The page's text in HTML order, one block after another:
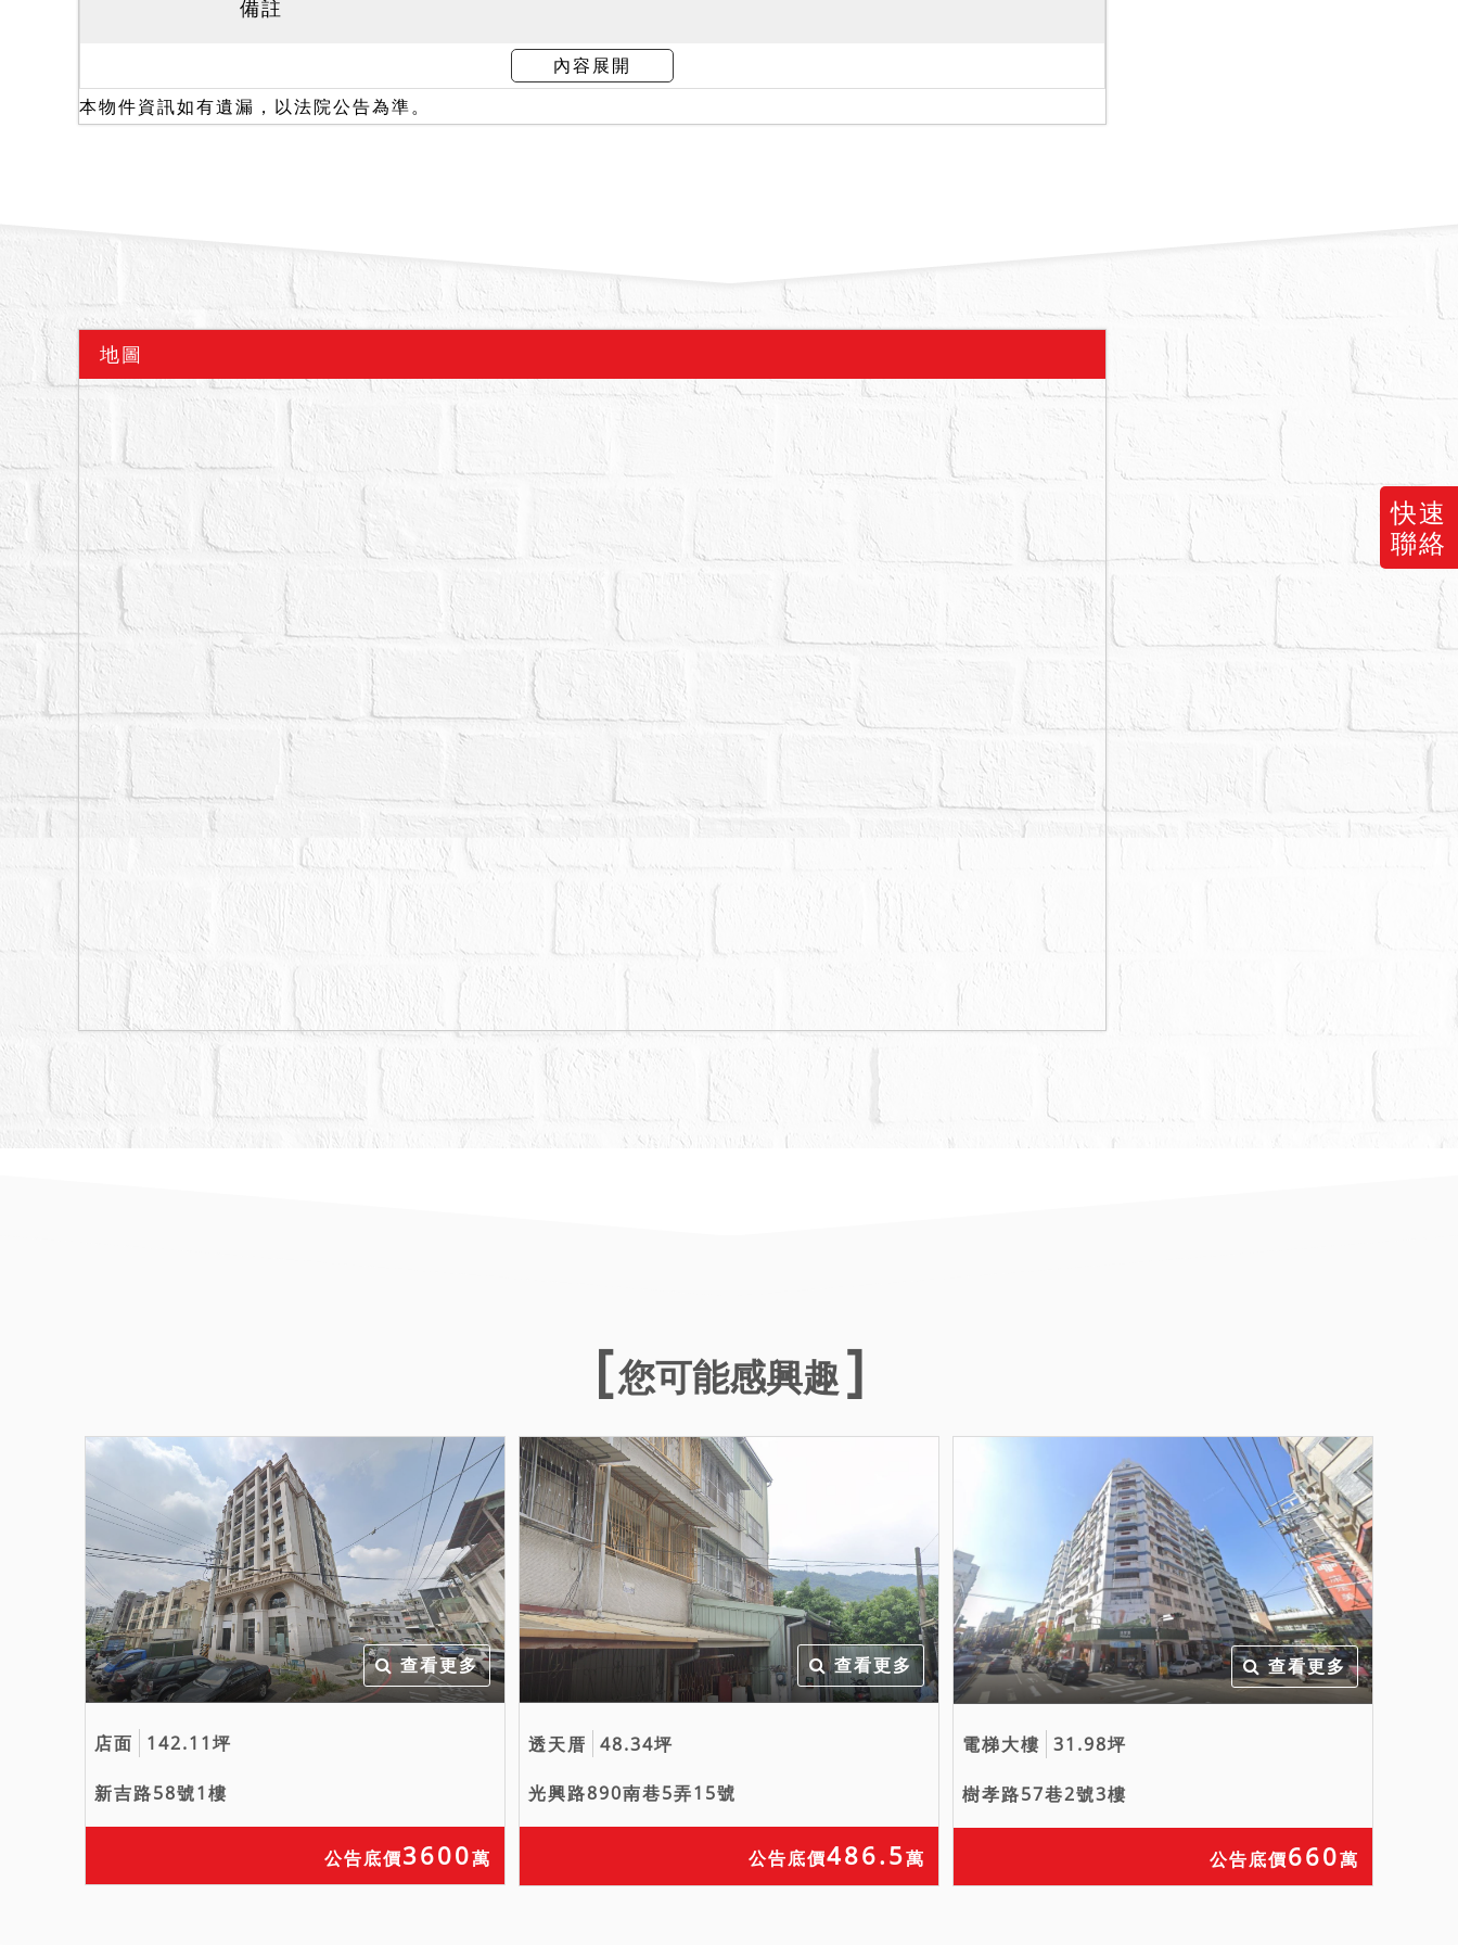
快速
聯絡
備註
二、拍賣最低價額合計新台幣：23,328,000元，以總價最高者得標。
三、保證金新台幣：6,999,000元。
四、抵押權於拍定後塗銷之。
約9年，目前由債務人及家人自住使用，屋況大致良好，無漏水、海砂屋等情形，債務人
陳報1676建號建物謄本所載停車空間部分係指一樓之騎樓空間，拍定後點交。
七、6157建號為1676建號建物之增建部分，為未辦保存登記建物，位於第一層與突出物
請應買人注意。
八、本標執行標的有建物，法院已盡量將調查所得之輻射屋、海砂屋、地震受創、嚴重漏
水、火災受損、建物內有非自然死亡或其他足以影響交易之特殊情事等項，於使用情形欄
載明，如使用情形欄未特別載明，即表示經法院以現場調查等方式予以調查後，尚未發現
有上開影響交易價格之情形。惟鑑於司法資源有限，縱經法院以通常方式予以調查，仍難
保證絕無上情，此部分請投標人斟酌，自行查明注意，拍定後均不得以此為由聲請減少價
金或聲請撤銷拍定。
內容展開
本物件資訊如有遺漏，以法院公告為準。
地圖
您可能感興趣
查看更多
店面 142.11坪
新吉路58號1樓
公告底價3600萬
查看更多
透天厝 48.34坪
光興路890南巷5弄15號
公告底價486.5萬
查看更多
電梯大樓 31.98坪
樹孝路57巷2號3樓
公告底價660萬